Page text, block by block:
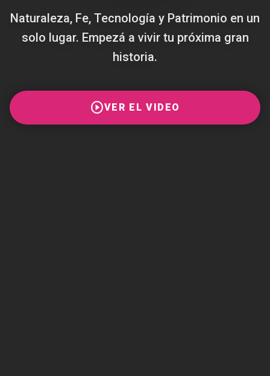
Naturaleza, Fe, Tecnología y Patrimonio en un
solo lugar. Empezá a vivir tu próxima gran
historia.
play_circleVER EL VIDEO